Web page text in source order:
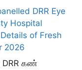
DRR Eye
Hospital
of Fresh
2026
DRR கண்